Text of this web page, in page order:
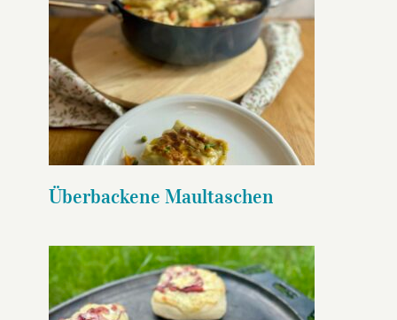
Überbackene Maultaschen
Überbackene Maultaschen